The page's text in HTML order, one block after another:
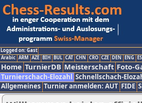
Logged on: Gast
Arabic ARM AZE BIH BUL CAT CHN CRO CZE DEN ENG
Home TurnierDB Meisterschaft Foto-
Turnierschach-Elozahl Schnellschach-
Allgemeines Turnier anmelden: AUT FIDE